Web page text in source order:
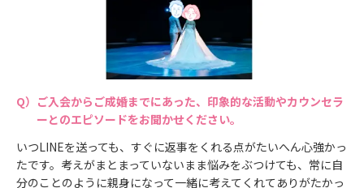
ご入会からご成婚までにあった、印象的な活動やカウンセラ
ーとのエピソードをお聞かせください。
いつLINEを送っても、すぐに返事をくれる点がたいへん心強かっ
たです。考えがまとまっていないまま悩みをぶつけても、常に自
分のことのように親身になって一緒に考えてくれてありがたかっ